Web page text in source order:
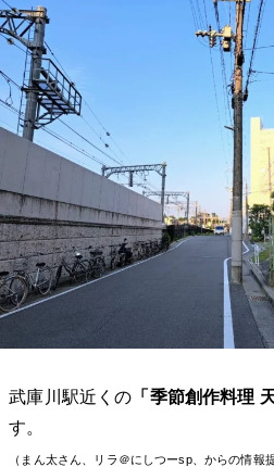
武庫川駅近くの 「季節創作料理
す。
（まん太さん、リラ＠にしつーsp、からの情報